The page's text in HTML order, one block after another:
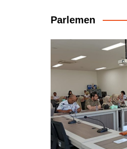
Parlemen